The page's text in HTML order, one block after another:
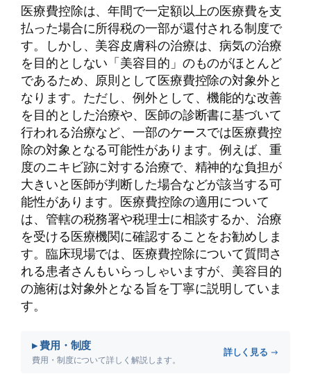
医療費控除は、年間で一定額以上の医療費を支
払った場合に所得税の一部が還付される制度で
す。しかし、美容皮膚科の治療は、病気の治療
を目的としない「美容目的」のものがほとんど
であるため、原則として医療費控除の対象外と
なります。ただし、例外として、機能的な改善
を目的とした治療や、医師の診断書に基づいて
行われる治療など、一部のケースでは医療費控
除の対象となる可能性があります。例えば、重
度のニキビ跡に対する治療で、精神的な負担が
大きいと医師が判断した場合などが該当する可
能性があります。医療費控除の適用について
は、管轄の税務署や税理士に相談するか、治療
を受ける医療機関に確認することをお勧めしま
す。臨床現場では、医療費控除について質問さ
れる患者さんもいらっしゃいますが、美容目的
の施術は対象外となる旨を丁寧に説明していま
す。
▸ 費用・制度
費用・制度について詳しく解説します。
詳しく見る →